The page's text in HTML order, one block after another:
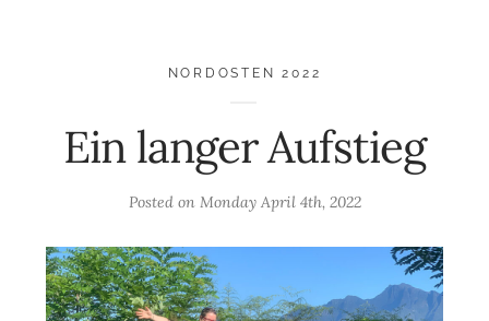
NORDOSTEN 2022
Ein langer Aufstieg
Posted on Monday April 4th, 2022